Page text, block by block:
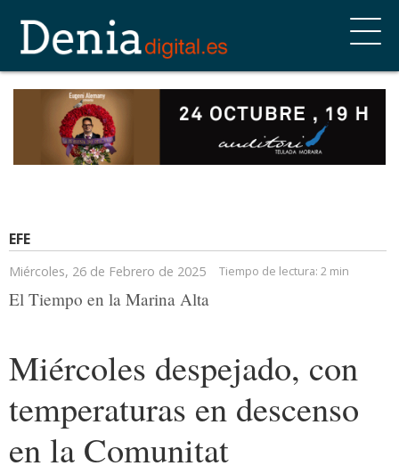
EFE
Miércoles, 26 de Febrero de 2025 Tiempo de lectura: 2 min
El Tiempo en la Marina Alta
Miércoles despejado, con
temperaturas en descenso
en la Comunitat